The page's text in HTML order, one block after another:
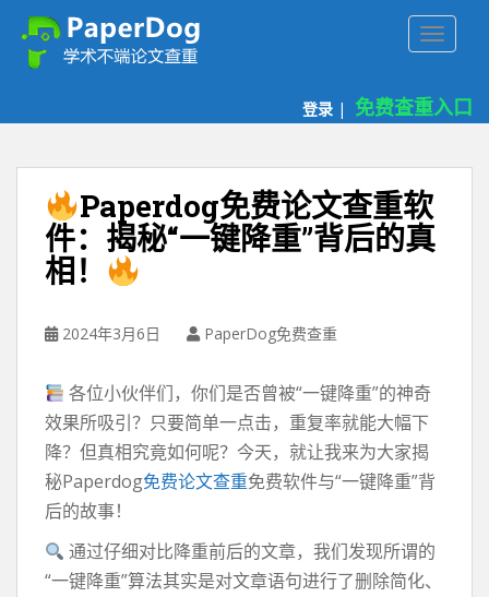
登录 | 免费查重入口
Paperdog免费论文查重软
件：揭秘“一键降重”背后的真
相！
2024年3月6日 PaperDog免费查重
各位小伙伴们，你们是否曾被“一键降重”的神奇
效果所吸引？只要简单一点击，重复率就能大幅下
降？但真相究竟如何呢？今天，就让我来为大家揭
秘Paperdog免费论文查重免费软件与“一键降重”背
后的故事！
通过仔细对比降重前后的文章，我们发现所谓的
“一键降重”算法其实是对文章语句进行了删除简化、